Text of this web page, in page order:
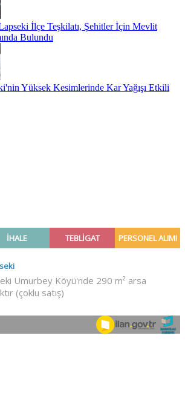
İlçe Teşkilatı, Şehitler İçin Mevlit
Bulundu
Yüksek Kesimlerinde Kar Yağışı Etkili